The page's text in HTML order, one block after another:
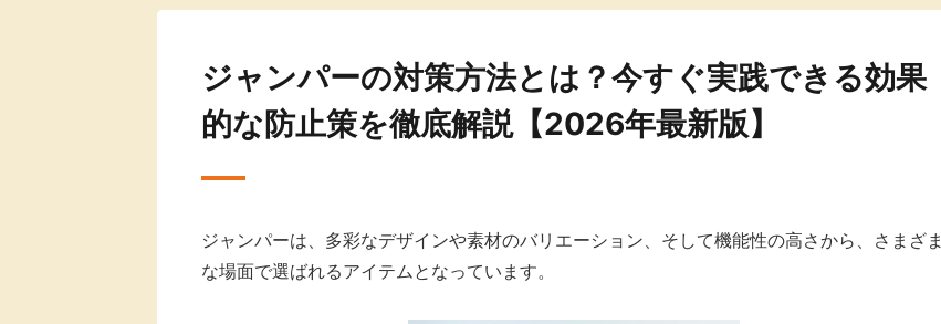
ジャンパーの対策方法とは？今すぐ実践できる効果
的な防止策を徹底解説【2026年最新版】
ジャンパーは、多彩なデザインや素材のバリエーション、そして機能性の高さから、さまざま
な場面で選ばれるアイテムとなっています。